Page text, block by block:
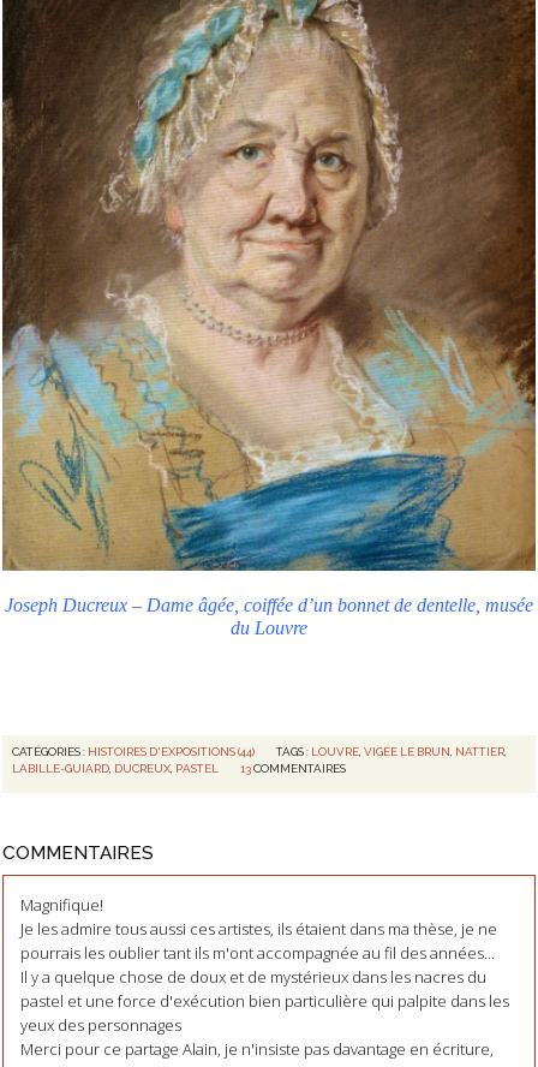
Joseph Ducreux – Dame âgée, coiffée d’un bonnet de dentelle, musée
du Louvre
CATÉGORIES : HISTOIRES D'EXPOSITIONS (44) TAGS : LOUVRE ,VIGÉE LE BRUN NATTIER
LABILLE-GUIARD DUCREUX PASTEL 13 COMMENTAIRES
COMMENTAIRES
Magnifique!
Je les admire tous aussi ces artistes, ils étaient dans ma thèse, je ne
pourrais les oublier tant ils m'ont accompagnée au fil des années...
Il y a quelque chose de doux et de mystérieux dans les nacres du
pastel et une force d'exécution bien particulière qui palpite dans les
yeux des personnages
Merci pour ce partage Alain, je n'insiste pas davantage en écriture,